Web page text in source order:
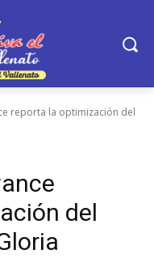
reporta la optimización del
del